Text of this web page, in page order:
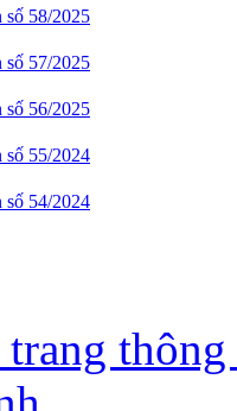
số 58/2025
số 57/2025
số 56/2025
số 55/2024
số 54/2024
trang